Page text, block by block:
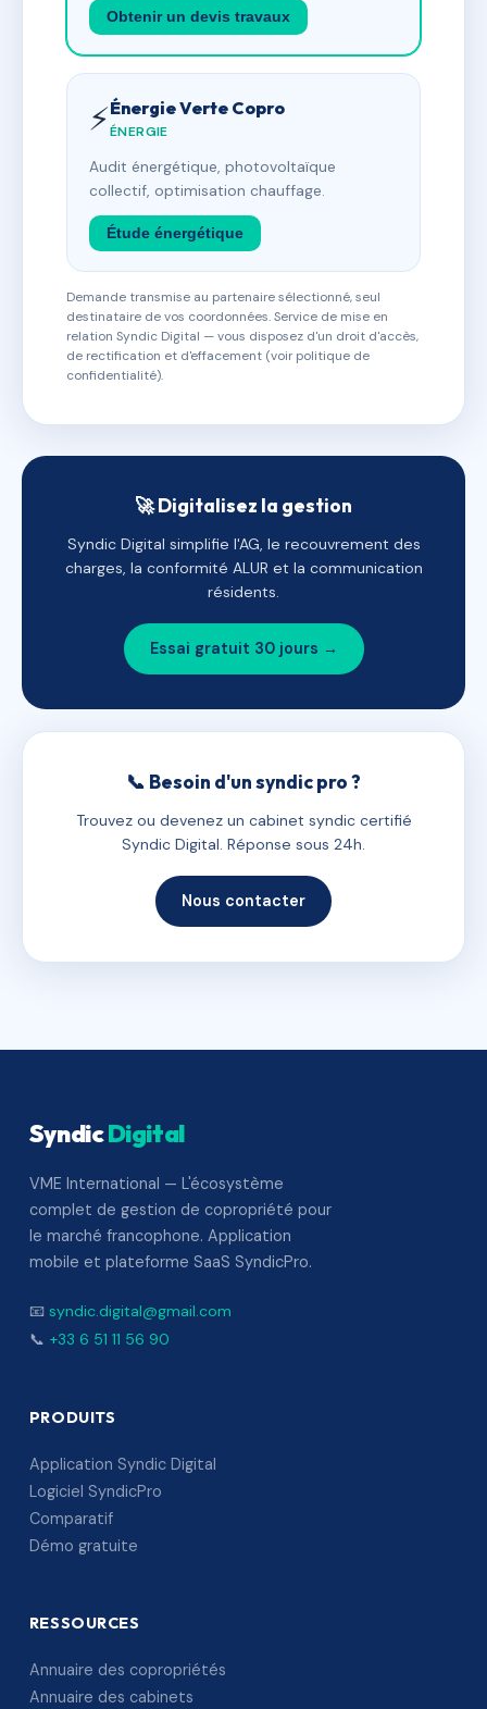
Obtenir un devis travaux
⚡Énergie Verte Copro
ÉNERGIE
Audit énergétique, photovoltaïque
collectif, optimisation chauffage.
Étude énergétique
Demande transmise au partenaire sélectionné, seul
destinataire de vos coordonnées. Service de mise en
relation Syndic Digital — vous disposez d'un droit d'accès,
de rectification et d'effacement (voir politique de
confidentialité).
🚀 Digitalisez la gestion
Syndic Digital simplifie l'AG, le recouvrement des
charges, la conformité ALUR et la communication
résidents.
Essai gratuit 30 jours →
📞 Besoin d'un syndic pro ?
Trouvez ou devenez un cabinet syndic certifié
Syndic Digital. Réponse sous 24h.
Nous contacter
SyndicDigital
VME International — L'écosystème
complet de gestion de copropriété pour
le marché francophone. Application
mobile et plateforme SaaS SyndicPro.
📧 syndic.digital@gmail.com
📞 +33 6 51 11 56 90
PRODUITS
Application Syndic Digital
Logiciel SyndicPro
Comparatif
Démo gratuite
RESSOURCES
Annuaire des copropriétés
Annuaire des cabinets